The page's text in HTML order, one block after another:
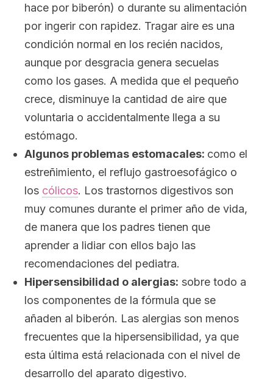
hace por biberón) o durante su alimentación
por ingerir con rapidez. Tragar aire es una
condición normal en los recién nacidos,
aunque por desgracia genera secuelas
como los gases. A medida que el pequeño
crece, disminuye la cantidad de aire que
voluntaria o accidentalmente llega a su
estómago.
Algunos problemas estomacales: como el
estreñimiento, el reflujo gastroesofágico o
los cólicos. Los trastornos digestivos son
muy comunes durante el primer año de vida,
de manera que los padres tienen que
aprender a lidiar con ellos bajo las
recomendaciones del pediatra.
Hipersensibilidad o alergias: sobre todo a
los componentes de la fórmula que se
añaden al biberón. Las alergias son menos
frecuentes que la hipersensibilidad, ya que
esta última está relacionada con el nivel de
desarrollo del aparato digestivo.